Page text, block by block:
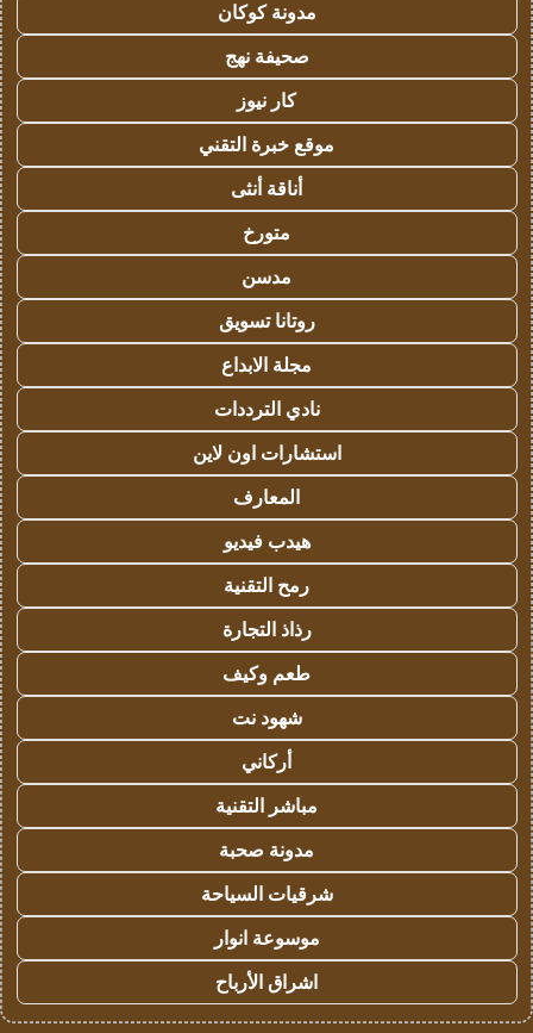
مدونة كوكان
صحيفة نهج
كار نيوز
موقع خبرة التقني
أناقة أنثى
متورخ
مدسن
روتانا تسويق
مجلة الابداع
نادي الترددات
استشارات اون لاين
المعارف
هيدب فيديو
رمح التقنية
رذاذ التجارة
طعم وكيف
شهود نت
أركاني
مباشر التقنية
مدونة صحبة
شرقيات السياحة
موسوعة انوار
اشراق الأرباح